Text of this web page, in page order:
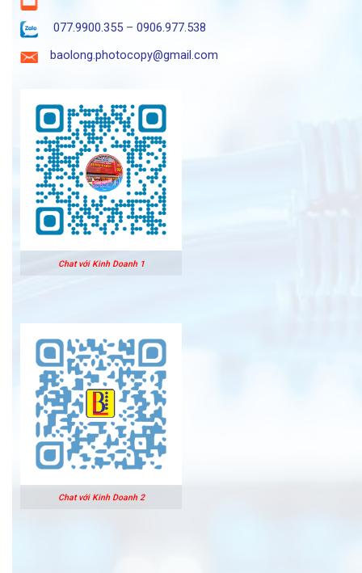
077.9900.355– 0906.977.538
baolong.photocopy@gmail.com
Chat với Kinh Doanh 1
Chat với Kinh Doanh 2